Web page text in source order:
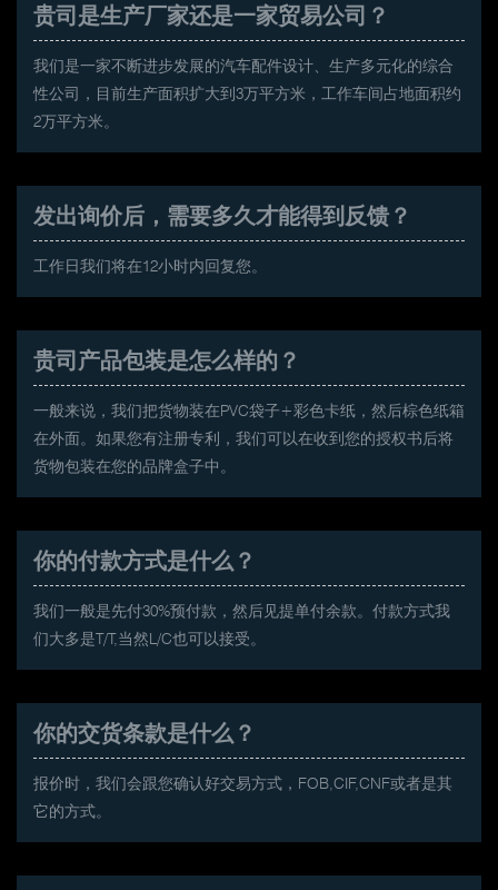
贵司是生产厂家还是一家贸易公司？
我们是一家不断进步发展的汽车配件设计、生产多元化的综合
性公司，目前生产面积扩大到3万平方米，工作车间占地面积约
2万平方米。
发出询价后，需要多久才能得到反馈？
工作日我们将在12小时内回复您。
贵司产品包装是怎么样的？
一般来说，我们把货物装在PVC袋子+彩色卡纸，然后棕色纸箱
在外面。如果您有注册专利，我们可以在收到您的授权书后将
货物包装在您的品牌盒子中。
你的付款方式是什么？
我们一般是先付30%预付款，然后见提单付余款。付款方式我
们大多是T/T,当然L/C也可以接受。
你的交货条款是什么？
报价时，我们会跟您确认好交易方式，FOB,CIF,CNF或者是其
它的方式。